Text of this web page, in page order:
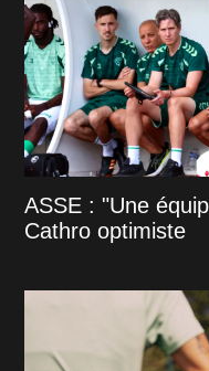
ASSE : "Une
Cathro optimiste